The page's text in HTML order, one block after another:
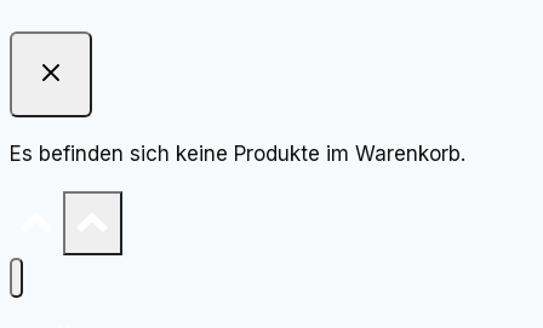
Es befinden sich keine Produkte im Warenkorb.